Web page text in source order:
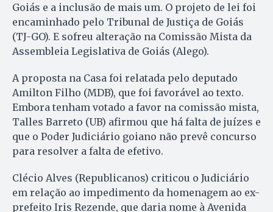
Goiás e a inclusão de mais um. O projeto de lei foi
encaminhado pelo Tribunal de Justiça de Goiás
(TJ-GO). E sofreu alteração na Comissão Mista da
Assembleia Legislativa de Goiás (Alego).
A proposta na Casa foi relatada pelo deputado
Amilton Filho (MDB), que foi favorável ao texto.
Embora tenham votado a favor na comissão mista,
Talles Barreto (UB) afirmou que há falta de juízes e
que o Poder Judiciário goiano não prevê concurso
para resolver a falta de efetivo.
Clécio Alves (Republicanos) criticou o Judiciário
em relação ao impedimento da homenagem ao ex-
prefeito Iris Rezende, que daria nome à Avenida